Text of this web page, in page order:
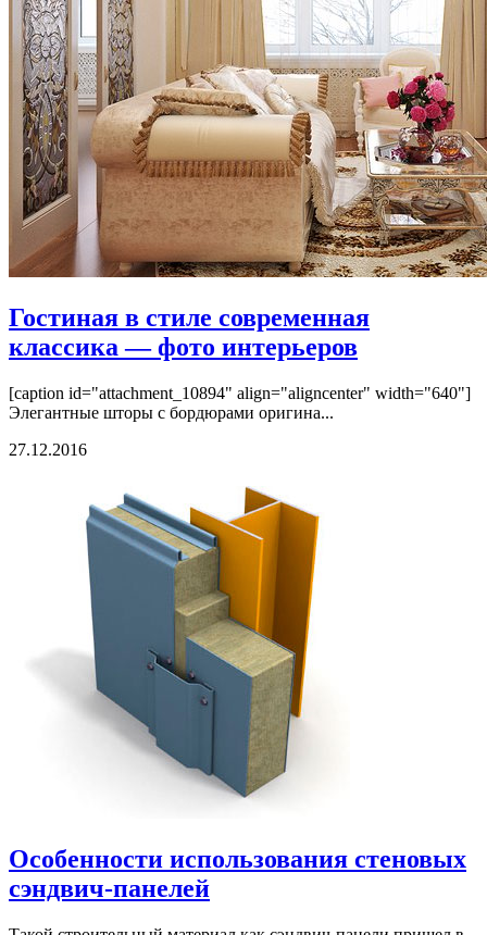
Гостиная в стиле современная
классика — фото интерьеров
[caption id="attachment_10894" align="aligncenter" width="640"]
Элегантные шторы с бордюрами оригина...
27.12.2016
Особенности использования стеновых
сэндвич-панелей